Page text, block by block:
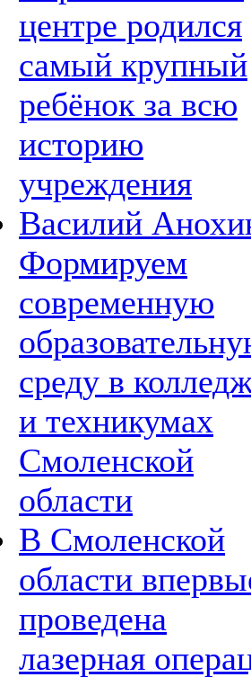
центре родился
самый крупный
ребёнок за всю
историю
учреждения
Василий
Формируем
современную
среду в
и техникумах
Смоленской
области
В Смоленской
области
проведена
лазерная